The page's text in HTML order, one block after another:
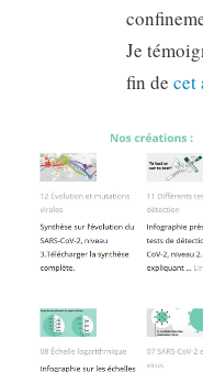
Je
fin decet